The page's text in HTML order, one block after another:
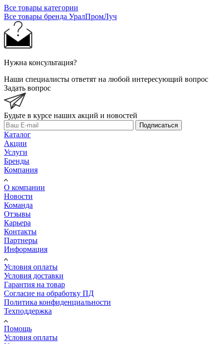
Все товары категории
Все товары бренда УралПромЛуч
Нужна консультация?
Наши специалисты ответят на любой интересующий вопрос
Задать вопрос
Будьте в курсе наших акций и новостей
Подписаться
Каталог
Акции
Услуги
Бренды
Компания
О компании
Новости
Команда
Отзывы
Карьера
Контакты
Партнеры
Информация
Условия оплаты
Условия доставки
Гарантия на товар
Согласие на обработку ПД
Политика конфиденциальности
Техподдержка
Помощь
Условия оплаты